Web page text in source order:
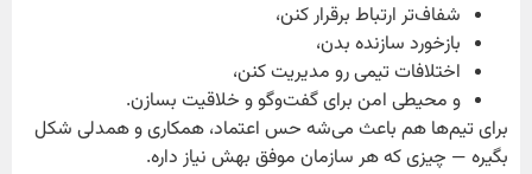
شفاف‌تر ارتباط برقرار کنن،
بازخورد سازنده بدن،
اختلافات تیمی رو مدیریت کنن،
و محیطی امن برای گفت‌وگو و خلاقیت بسازن.
برای تیم‌ها هم باعث می‌شه حس اعتماد، همکاری و همدلی شکل
بگیره — چیزی که هر سازمان موفق بهش نیاز داره.